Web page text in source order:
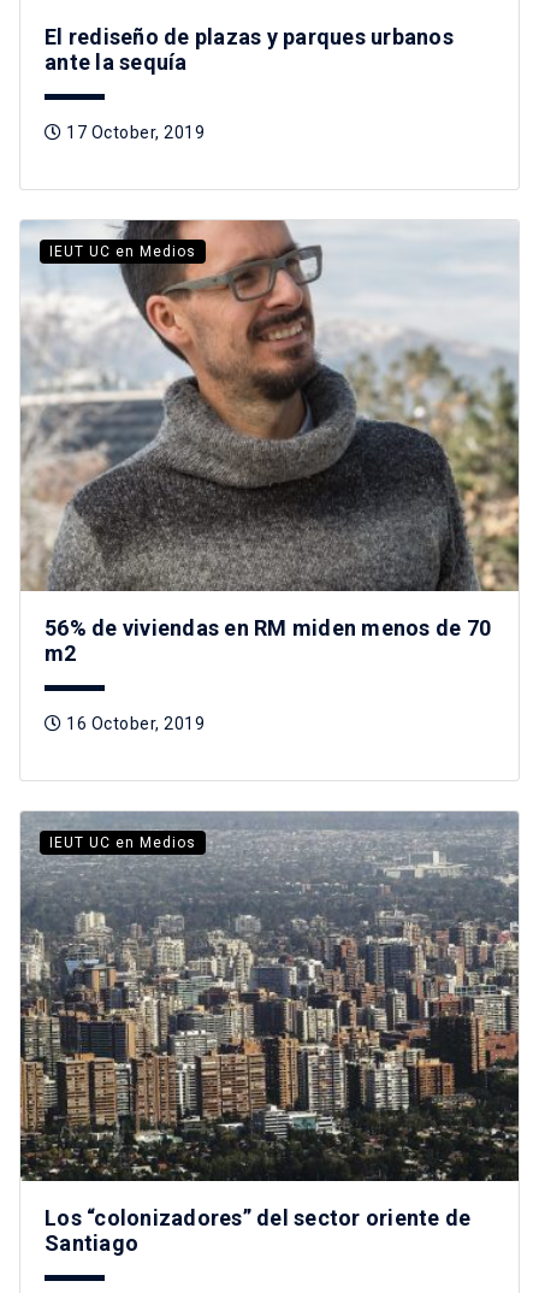
El rediseño de plazas y parques urbanos
ante la sequía
17 October, 2019
IEUT UC en Medios
56% de viviendas en RM miden menos de 70
m2
16 October, 2019
IEUT UC en Medios
Los “colonizadores” del sector oriente de
Santiago